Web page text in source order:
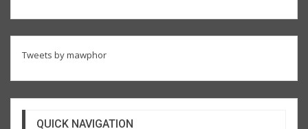
Tweets by mawphor
QUICK NAVIGATION